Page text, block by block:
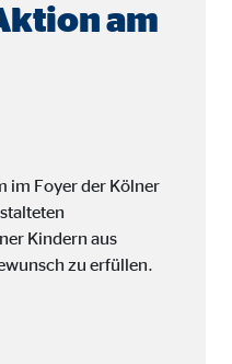
am
im Foyer der Kölner
Kindern aus
zu erfüllen.